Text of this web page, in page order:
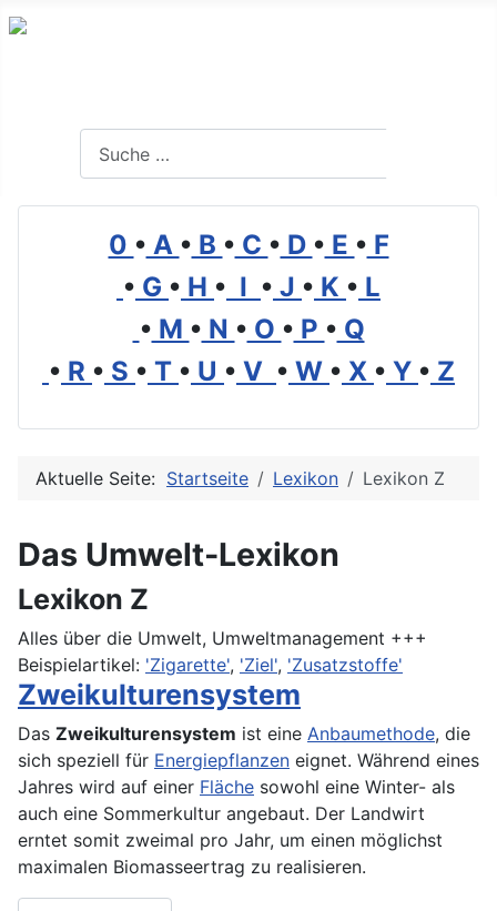
0 • A • B • C • D • E • F
• G • H • I • J • K • L
• M • N • O • P • Q
• R • S • T • U • V • W • X • Y • Z
Aktuelle Seite: Startseite Lexikon Lexikon Z
Das Umwelt-Lexikon
Lexikon Z
Alles über die Umwelt, Umweltmanagement +++
Beispielartikel: 'Zigarette', 'Ziel', 'Zusatzstoffe'
Zweikulturensystem
Das Zweikulturensystem ist eine Anbaumethode, die
sich speziell für Energiepflanzen eignet. Während eines
Jahres wird auf einer Fläche sowohl eine Winter- als
auch eine Sommerkultur angebaut. Der Landwirt
erntet somit zweimal pro Jahr, um einen möglichst
maximalen Biomasseertrag zu realisieren.